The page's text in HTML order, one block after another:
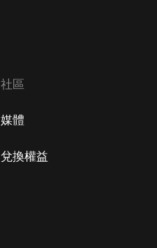
社區
媒體
兌換權益